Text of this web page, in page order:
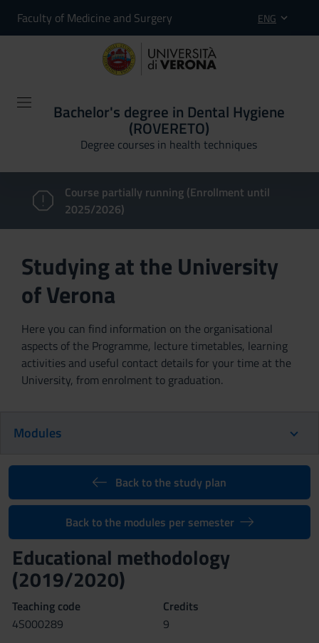
Faculty of Medicine and Surgery ENG
Bachelor's degree in Dental Hygiene
(ROVERETO)
Degree courses in health techniques
Course partially running (Enrollment until
2025/2026)
Studying at the University
of Verona
Here you can find information on the organisational
aspects of the Programme, lecture timetables, learning
activities and useful contact details for your time at the
University, from enrolment to graduation.
Modules
Back to the study plan
Back to the modules per semester
Educational methodology
(2019/2020)
Teaching code
4S000289
Credits
9